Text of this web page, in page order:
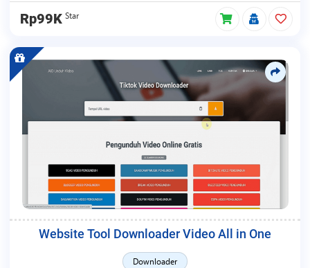
Rp99K Star
Website Tool Downloader Video All in One
Downloader